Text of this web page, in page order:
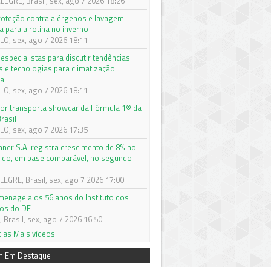
contra alérgenos e lavagem
para a rotina no inverno
sex, ago 7 2026 18:11
para discutir tendências
e tecnologias para climatização
sex, ago 7 2026 18:11
transporta showcar da Fórmula 1® da
sex, ago 7 2026 17:35
S.A. registra crescimento de 8% no
em base comparável, no segundo
Brasil, sex, ago 7 2026 17:00
os 56 anos do Instituto dos
do DF
Brasil, sex, ago 7 2026 16:50
Mais vídeos
Em Destaque